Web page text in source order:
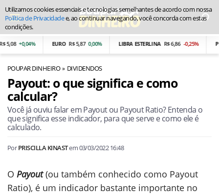
+0,04% EURO R$ 5,87 0,00% LIBRA ESTERLINA R$ 6,86 -0,25%
POUPAR DINHEIRO DIVIDENDOS
Payout: o que significa e como
calcular?
Você já ouviu falar em Payout ou Payout Ratio? Entenda o
que significa esse indicador, para que serve e como ele é
calculado.
PorPRISCILLA KINASTem03/03/2022 16:48
O Payout(ou também conhecido como Payout
Ratio), é um indicador bastante importante no
Utilizamos cookies essenciais e tecnologias semelhantes de acordo com nossa
Política de Privacidadee, ao continuar navegando, você concorda com estas
condições.